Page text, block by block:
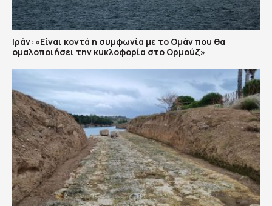
Ιράν: «Είναι κοντά η συμφωνία με το Ομάν που θα
ομαλοποιήσει την κυκλοφορία στο Ορμούζ»